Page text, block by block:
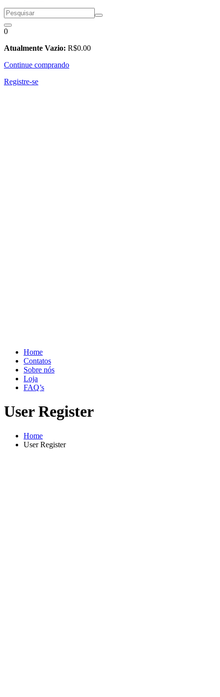
0
Atualmente Vazio: R$0.00
Continue comprando
Registre-se
Home
Contatos
Sobre nós
Loja
FAQ’s
User Register
Home
User Register